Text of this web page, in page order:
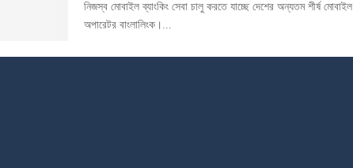
নিজস্ব মোবাইল ব্যাংকিং সেবা চালু করতে যাচ্ছে দেশের অন্যতম শীর্ষ মোবাইল
অপারেটর বাংলালিংক।...